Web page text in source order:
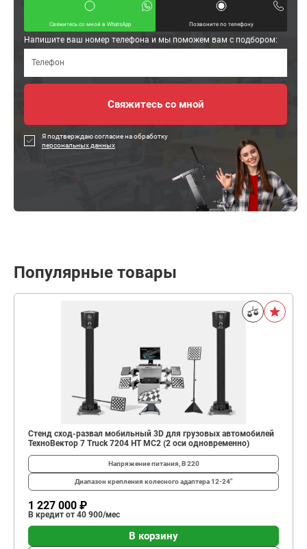
Свяжитесь со мной в WhatsApp Позвоните по телефону
Напишите ваш номер телефона и мы поможем вам с подбором:
Я подтверждаю согласие на обработку
персональных данных
Популярные товары
Стенд сход-развал мобильный 3D для грузовых автомобилей
ТехноВектор 7 Truck 7204 HT MC2 (2 оси одновременно)
Напряжение питания, В220
Диапазон крепления колесного адаптера12-24"
1 227 000 ₽
В кредит от 40 900/мес
В корзину